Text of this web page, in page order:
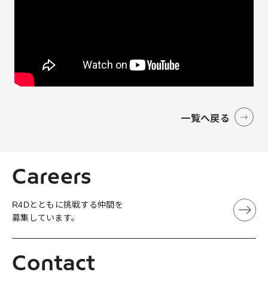
一覧へ戻る
Careers
R4Dとともに挑戦する仲間を
募集しています。
Contact